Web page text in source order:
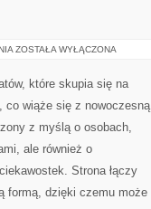
KOLEJ
ZOSTAŁA WYŁĄCZONA
które skupia się na
co wiąże się z nowoczesną
z myślą o osobach,
ale również o
Strona łączy
formą, dzięki czemu może